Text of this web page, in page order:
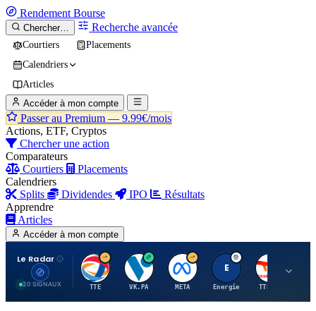
Rendement Bourse
Chercher… Recherche avancée
Courtiers
Placements
Calendriers
Articles
Accéder à mon compte
Passer au Premium — 9.99€/mois
Actions, ETF, Cryptos
Chercher une action
Comparateurs
Courtiers
Placements
Calendriers
Splits
Dividendes IPO
Résultats
Apprendre
Articles
Accéder à mon compte
Le Radar
20 SIGNAUX
T
TTE
V
VK.PA
M
META
E
Energie
T
TTE.PA